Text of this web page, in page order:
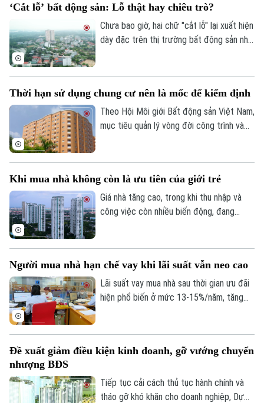
Chuyên mục
Thời sự
Chính trị
Xã hội
Hà Nội
Nhịp sống Hà Nội
Thế giới
‘Cắt lỗ’ bất động sản: Lỗ thật hay chiêu trò?
Chưa bao giờ, hai chữ "cắt lỗ" lại xuất hiện
dày đặc trên thị trường bất động sản như
sâu. Với người mua, những lời rao “cắt lỗ”
có thể là cơ hội nhưng cũng cần tỉnh táo
để phân biệt giữa giá giảm thực và một
Thời hạn sử dụng chung cư nên là mốc để kiểm định
Theo Hội Môi giới Bất động sản Việt Nam,
mục tiêu quản lý vòng đời công trình và
dựng cơ chế đủ rõ ràng để vừa bảo đảm
an toàn công trình, vừa bảo vệ quyền lợi
của người sở hữu.
Khi mua nhà không còn là ưu tiên của giới trẻ
Giá nhà tăng cao, trong khi thu nhập và
công việc còn nhiều biến động, đang
cho công việc và chất lượng cuộc sống.
Quan niệm về “an cư” đang dần thay đổi.
Người mua nhà hạn chế vay khi lãi suất vẫn neo cao
Lãi suất vay mua nhà sau thời gian ưu đãi
hiện phổ biến ở mức 13-15%/năm, tăng
hơn khi sử dụng đòn bẩy tài chính.
Đề xuất giảm điều kiện kinh doanh, gỡ vướng chuyển
nhượng BĐS
Tiếp tục cải cách thủ tục hành chính và
tháo gỡ khó khăn cho doanh nghiệp, Dự